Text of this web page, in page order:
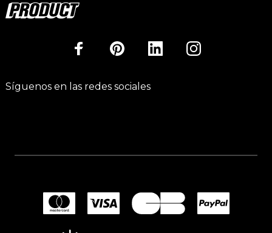
Síguenos en las redes sociales